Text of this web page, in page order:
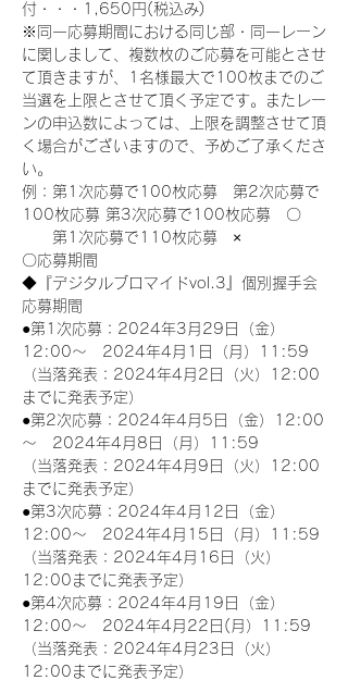
付・・・1,650円(税込み)
※同一応募期間における同じ部・同一レーン
に関しまして、複数枚のご応募を可能とさせ
て頂きますが、1名様最大で100枚までのご
当選を上限とさせて頂く予定です。またレー
ンの申込数によっては、上限を調整させて頂
く場合がございますので、予めご了承くださ
い。
例：第1次応募で100枚応募　第2次応募で
100枚応募 第3次応募で100枚応募　〇
第1次応募で110枚応募　×
〇応募期間
◆『デジタルブロマイドvol.3』個別握手会
応募期間
●第1次応募：2024年3月29日（金）
12:00～　2024年4月1日（月）11:59
（当落発表：2024年4月2日（火）12:00
までに発表予定）
●第2次応募：2024年4月5日（金）12:00
～　2024年4月8日（月）11:59
（当落発表：2024年4月9日（火）12:00
までに発表予定）
●第3次応募：2024年4月12日（金）
12:00～　2024年4月15日（月）11:59
（当落発表：2024年4月16日（火）
12:00までに発表予定）
●第4次応募：2024年4月19日（金）
12:00～　2024年4月22日(月）11:59
（当落発表：2024年4月23日（火）
12:00までに発表予定）